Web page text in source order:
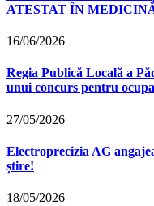
ATESTAT ÎN
16/06/2026
Regia Publică Locală a
unui concurs pentru
27/05/2026
Electroprecizia AG
știre!
18/05/2026